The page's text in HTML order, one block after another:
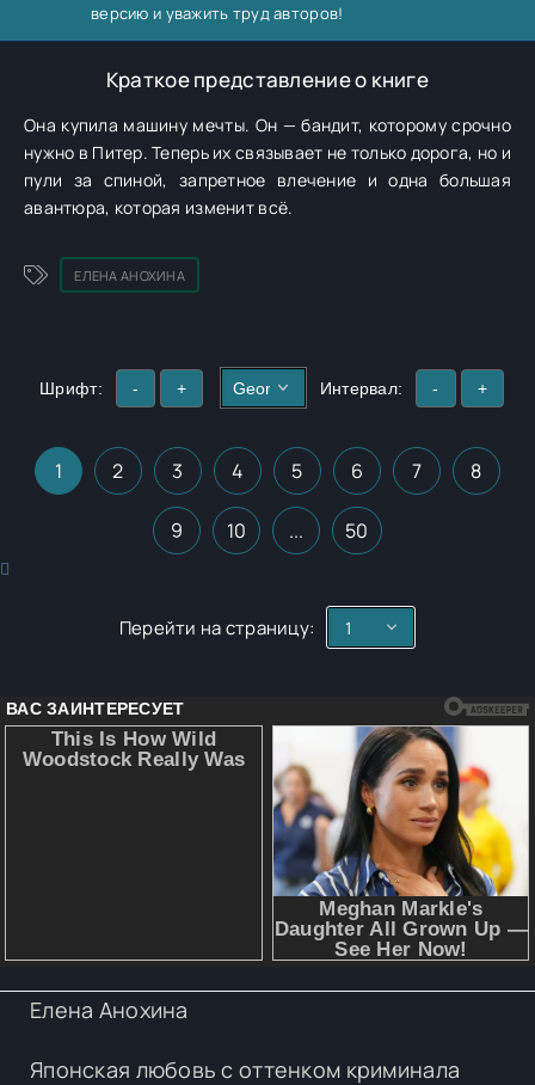
версию и уважить труд авторов!
Краткое представление о книге
Она купила машину мечты. Он — бандит, которому срочно
нужно в Питер. Теперь их связывает не только дорога, но и
пули за спиной, запретное влечение и одна большая
авантюра, которая изменит всё.
ЕЛЕНА АНОХИНА
Шрифт: - + Интервал: - +
1 2 3 4 5 6 7 8
9 10 ... 50
Перейти на страницу:
Елена Анохина
Японская любовь с оттенком криминала